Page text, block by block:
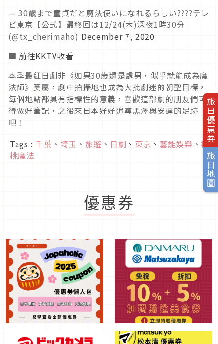
旅日優惠券
旅日地圖
— 30歳まで童貞だと魔法使いになれるらしい????テレ
ビ東京【公式】最終回は12/24(木)深夜1時30分
(@tx_cherimaho) December 7, 2020
■ 前往KKTV收看
本季最紅日劇非《如果30歲還是處男，似乎就能成為魔
法師》莫屬，劇中拍攝地也成為大批劇迷的朝聖目標，
每個地點都具有指標性的意義，喜歡這部劇的朋友們可
得做好筆記，之後來日本好好追尋黑澤與安達的足跡
吧！
Tags : 千葉 、 埼玉 、 旅遊 、 日劇 、 東京 、 藝能娛樂 、 櫻
桃魔法
優惠券